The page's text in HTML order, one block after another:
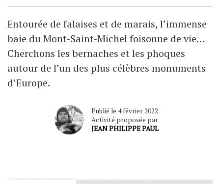
Entourée de falaises et de marais, l’immense
baie du Mont-Saint-Michel foisonne de vie…
Cherchons les bernaches et les phoques
autour de l’un des plus célèbres monuments
d’Europe.
Publié le 4 février 2022
Activité proposée par
JEAN PHILIPPE PAUL